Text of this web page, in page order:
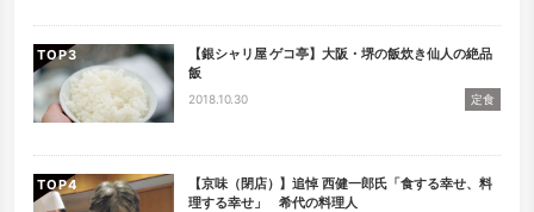
TOP
【銀シャリ屋 ゲコ亭】大阪・堺の飯炊き仙人の絶品
飯
2018.10.30 定食
TOP
【京味（閉店）】追悼 西健一郎氏「食する幸せ、料
理する幸せ」 希代の料理人